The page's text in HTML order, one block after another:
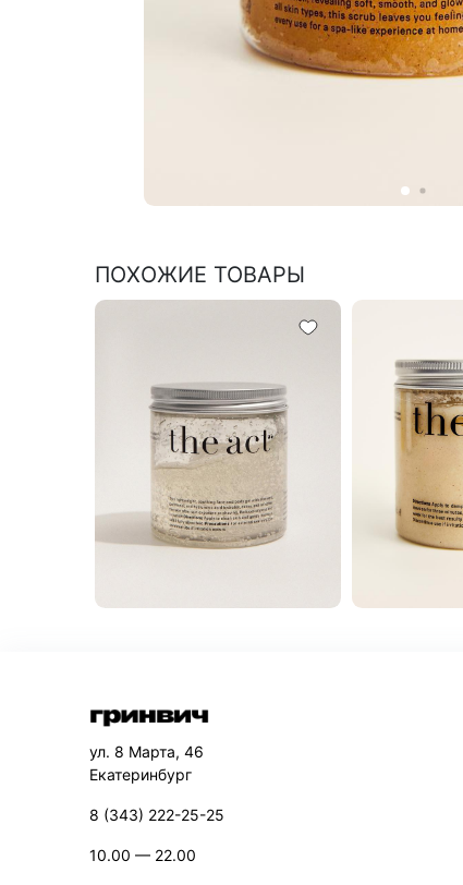
ПОХОЖИЕ ТОВАРЫ
ул. 8 Марта, 46
Екатеринбург
8 (343) 222-25-25
10.00 — 22.00